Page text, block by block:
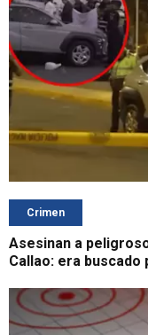
Crimen
Asesinan a
Callao: era buscado